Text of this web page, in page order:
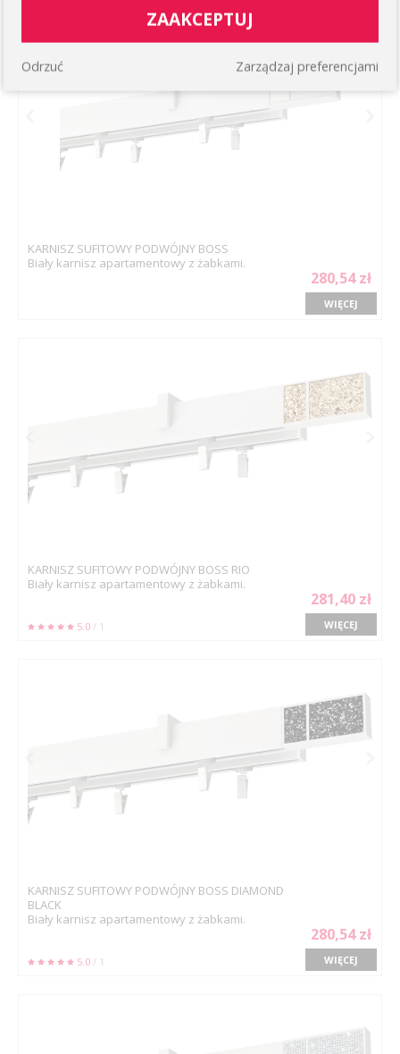
KARNISZ SUFITOWY PODWÓJNY BOSS
Biały karnisz apartamentowy z żabkami.
280,54 zł
WIĘCEJ
KARNISZ SUFITOWY PODWÓJNY BOSS RIO
Biały karnisz apartamentowy z żabkami.
5.0 / 1
281,40 zł
WIĘCEJ
KARNISZ SUFITOWY PODWÓJNY BOSS DIAMOND
BLACK
Biały karnisz apartamentowy z żabkami.
5.0 / 1
280,54 zł
WIĘCEJ
ZAAKCEPTUJ
Zarządzaj preferencjami
Odrzuć